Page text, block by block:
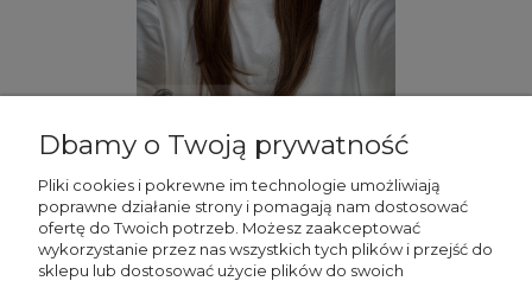
Peruka syntetyczna Jenesis, czepek typu: full lace,
kanekalon termoplastyczny, ciemny bursztynowy blond
na odroście
700,00 zł
Dbamy o Twoją prywatność
Pliki cookies i pokrewne im technologie umożliwiają
poprawne działanie strony i pomagają nam dostosować
ofertę do Twoich potrzeb. Możesz zaakceptować
wykorzystanie przez nas wszystkich tych plików i przejść do
sklepu lub dostosować użycie plików do swoich